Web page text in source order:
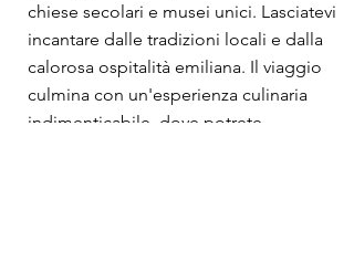
chiese secolari e musei unici. Lasciatevi
incantare dalle tradizioni locali e dalla
calorosa ospitalità emiliana. Il viaggio
culmina con un'esperienza culinaria
indimenticabile, dove potrete